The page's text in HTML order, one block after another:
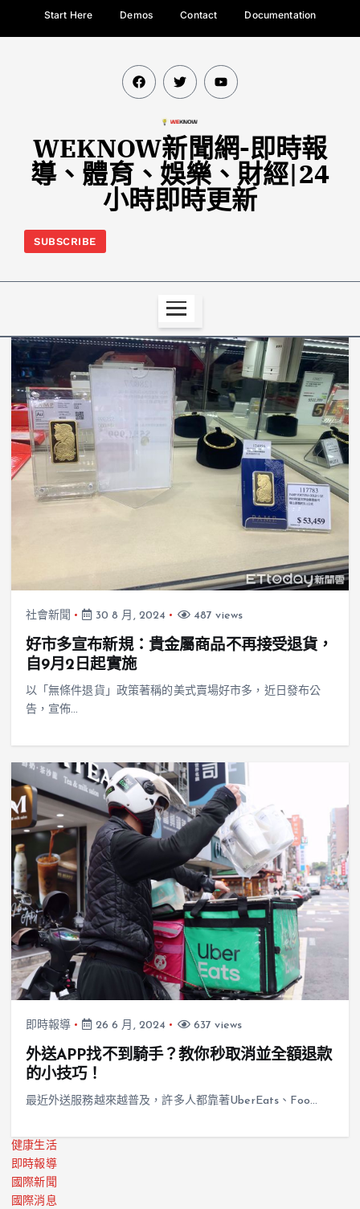
Start Here Demos Contact Documentation
WEKNOW新聞網-即時報
導、體育、娛樂、財經|24
小時即時更新
SUBSCRIBE
社會新聞 30 8 月, 2024 487 views
好市多宣布新規：貴金屬商品不再接受退貨，
自9月2日起實施
以「無條件退貨」政策著稱的美式賣場好市多，近日發布公
告，宣佈…
即時報導 26 6 月, 2024 637 views
外送APP找不到騎手？教你秒取消並全額退款
的小技巧！
最近外送服務越來越普及，許多人都靠著UberEats、Foo…
健康生活
即時報導
國際新聞
國際消息